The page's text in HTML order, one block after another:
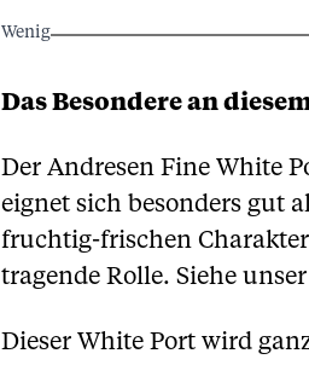
Wenig
Das Besondere an
Der Andresen Fine White
eignet sich besonders gut
fruchtig-frischen
tragende Rolle. Siehe
Dieser White Port wird